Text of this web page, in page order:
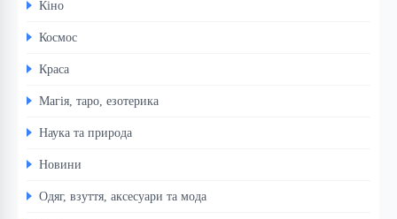
Кіно
Космос
Краса
Магія, таро, езотерика
Наука та природа
Новини
Одяг, взуття, аксесуари та мода